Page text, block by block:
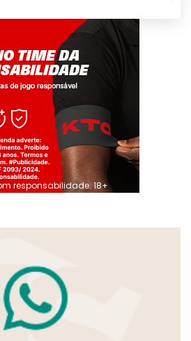
responsabilidade. 18+